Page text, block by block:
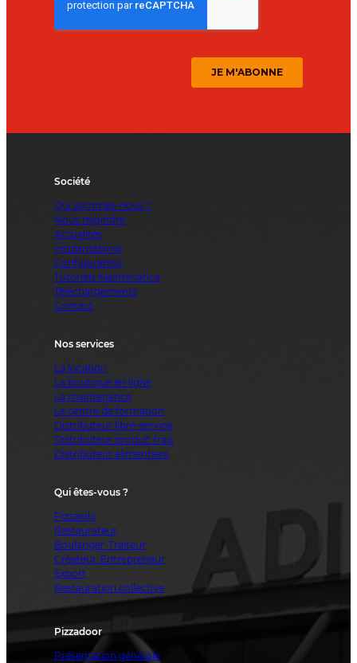
Société
Qui sommes-nous ?
Nous rejoindre
Actualités
Implantations
Configurateur
Tutoriels Maintenance
Téléchargements
Contact
Nos services
La location
La boutique en ligne
La maintenance
Le centre de formation
Distributeur libre-service
Distributeur produit frais
Distributeur alimentaire
Qui êtes-vous ?
Pizzaiolo
Restaurateur
Boulanger-Traiteur
Créateur-Entrepreneur
Export
Restauration collective
Pizzadoor
Présentation générale